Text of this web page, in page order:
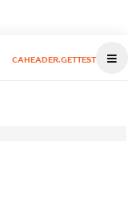
CAHEADER.GETTEST